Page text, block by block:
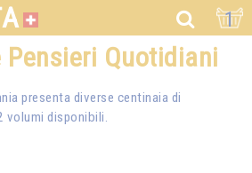
1
Pensieri Quotidiani
presenta diverse centinaia di
volumi disponibili.